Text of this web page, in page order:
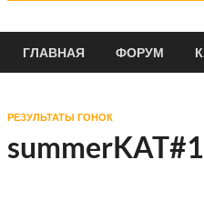
ГЛАВНАЯ ФОРУМ
РЕЗУЛЬТАТЫ ГОНОК